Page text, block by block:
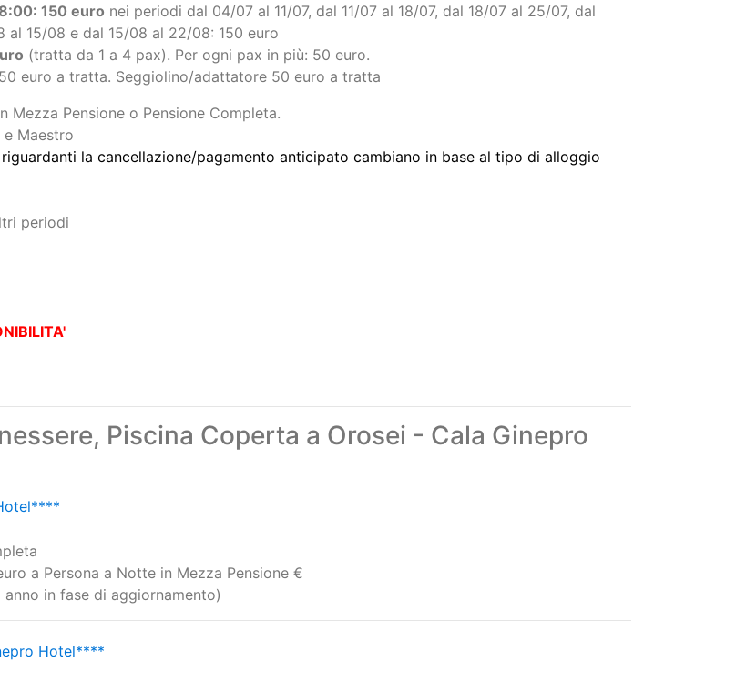
nei periodi dal 04/07 al 11/07, dal 11/07 al 18/07, dal 18/07 al 25/07, dal 25/07 al
e dal 15/08 al 22/08
120 euronei periodi dal 30/05 al 06/06, dal 6/06 al 13/06, dal 13/06 al 20/06, dal
12/09, dal 12/09 al 19/09 e dal 19/09 al 26/09
150 euro
15/08 e dal 15/08 al 22/08: 150 euro
euro a tratta. Seggiolino/adattatore 50 euro a tratta
Pensione o Pensione Completa.
periodi
Piscina Coperta a Orosei - Cala Ginepro